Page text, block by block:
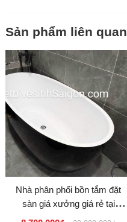
Sản phẩm liên quan
Nhà phân phối bồn tắm đặt
sàn giá xưởng giá rẻ tại
TPHCM, HÀ NỘI, HẢI